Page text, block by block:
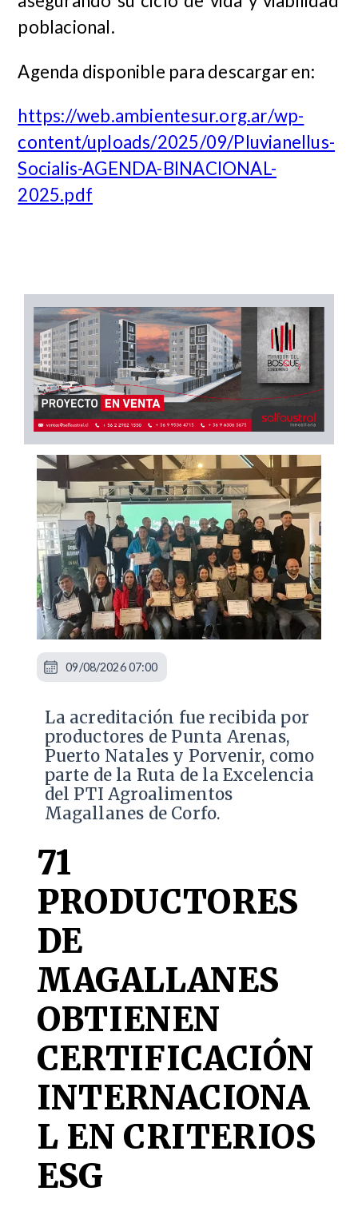
poblacional.
Agenda disponible para descargar en:
https://web.ambientesur.org.ar/wp-
content/uploads/2025/09/Pluvianellus-
Socialis-AGENDA-BINACIONAL-
2025.pdf
​La acreditación fue recibida por
productores de Punta Arenas,
Puerto Natales y Porvenir, como
parte de la Ruta de la Excelencia
del PTI Agroalimentos
Magallanes de Corfo.
71
PRODUCTORES
DE
MAGALLANES
OBTIENEN
CERTIFICACIÓN
INTERNACIONA
L EN CRITERIOS
ESG
09/08/2026 07:00